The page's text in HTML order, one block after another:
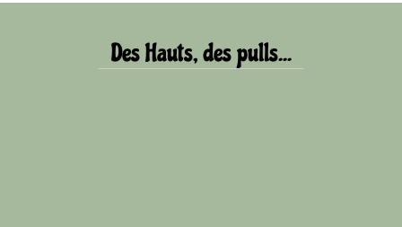
Des Hauts, des pulls...